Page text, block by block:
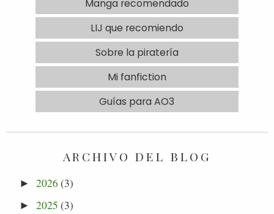
Manga recomendado
LIJ que recomiendo
Sobre la piratería
Mi fanfiction
Guías para AO3
ARCHIVO DEL BLOG
►2026(3)
►2025 (3)